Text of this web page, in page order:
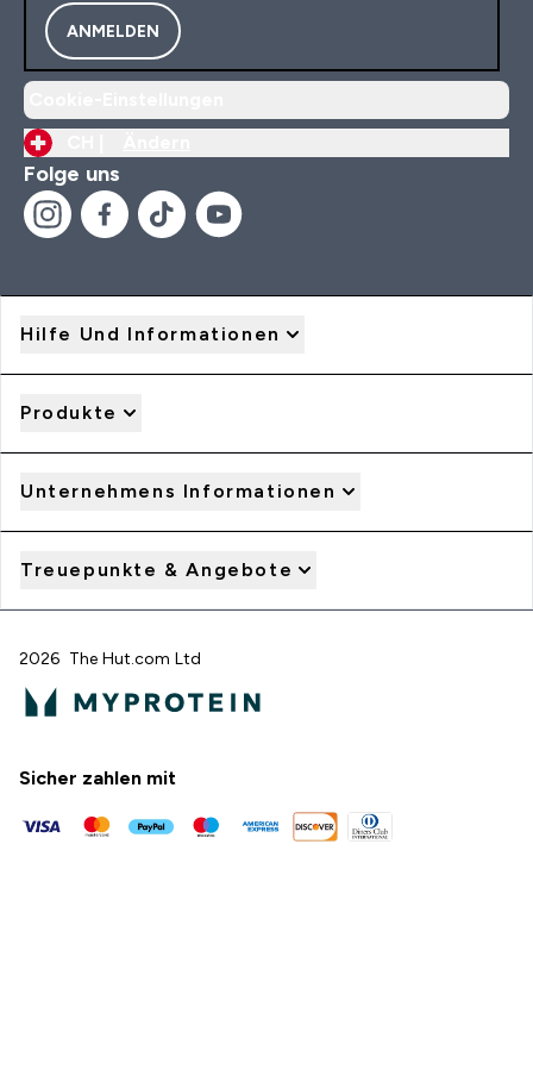
ANMELDEN
Folge uns
Hilfe Und Informationen
Produkte
Unternehmens Informationen
Treuepunkte & Angebote
2026 The Hut.com Ltd
Sicher zahlen mit